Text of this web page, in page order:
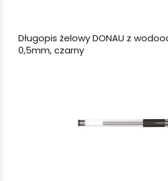
Długopis żelowy DONAU z
0,5mm, czarny